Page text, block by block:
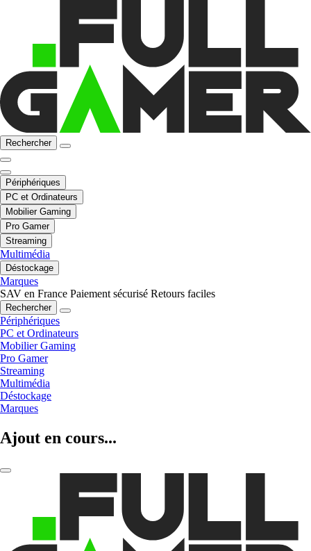
Rechercher
Périphériques
PC et Ordinateurs
Mobilier Gaming
Pro Gamer
Streaming
Multimédia
Déstockage
Marques
SAV en France Paiement sécurisé Retours faciles
Rechercher
Périphériques
PC et Ordinateurs
Mobilier Gaming
Pro Gamer
Streaming
Multimédia
Déstockage
Marques
Ajout en cours...